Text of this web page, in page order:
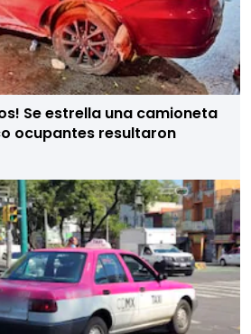
Se estrella una camioneta
ocupantes resultaron